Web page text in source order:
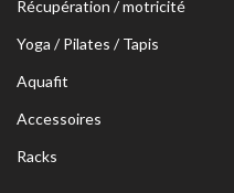
Récupération / motricité
Yoga / Pilates / Tapis
Aquafit
Accessoires
Racks